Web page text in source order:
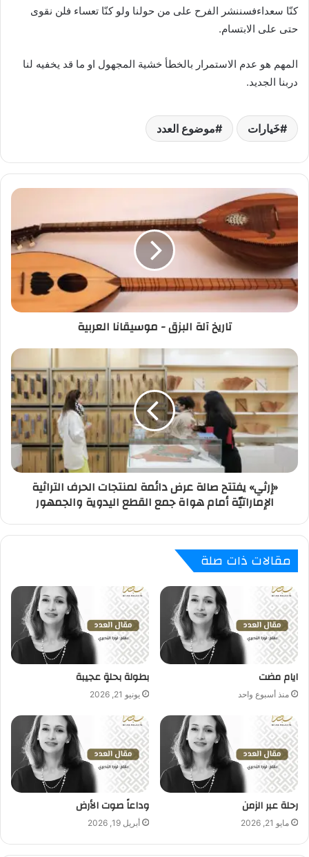
كنّا سعداءفسننشر الفرح على من حولنا ولو كنّا تعساء فلن نقوى
حتى على الابتسام.
المهم هو عدم الاستمرار بالخطأ خشية المجهول او ما قد يخفيه لنا
دربنا الجديد.
خَيارات موضوع العدد
تاريخ آلة البزق - موسيقانا العربية
«إرثي» يفتتح صالة عرض دائمة لمنتجات الحرف التراثية
الإماراتيّة أمام هواة جمع القطع اليدوية والجمهور
مقالات ذات صلة
ايام مضت
منذ أسبوع واحد
بطولة بحلةٍ عجيبة
يونيو 21, 2026
رحلة عبر الزمن
مايو 21, 2026
وداعاً صوت الأرض
أبريل 19, 2026